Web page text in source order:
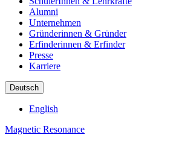
Alumni
Unternehmen
Gründerinnen & Gründer
Erfinderinnen & Erfinder
Presse
Karriere
Deutsch
English
Magnetic Resonance